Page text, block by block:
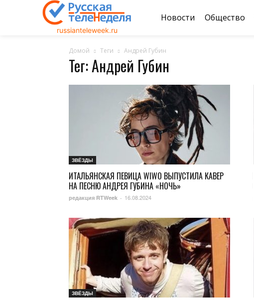
russianteleweek.ru
Новости Общество
Домой Теги Андрей Губин
Тег: Андрей Губин
ЗВЁЗДЫ
ИТАЛЬЯНСКАЯ ПЕВИЦА WIWO ВЫПУСТИЛА КАВЕР
НА ПЕСНЮ АНДРЕЯ ГУБИНА «НОЧЬ»
редакция RTWeek - 16.08.2024
ЗВЁЗДЫ